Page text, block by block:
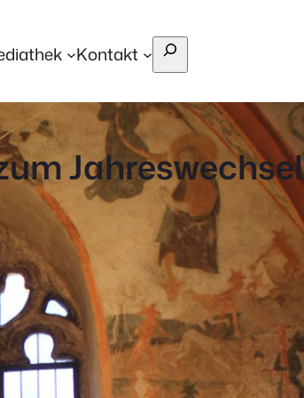
Kontakt Suchen
Jahreswechsel